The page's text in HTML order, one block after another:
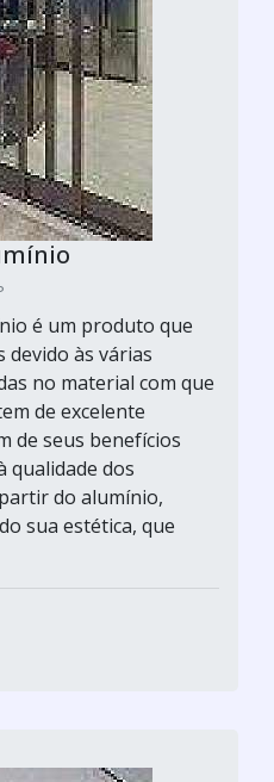
é um produto que
às várias
no material com que
de excelente
de seus benefícios
qualidade dos
do alumínio,
sua estética, que